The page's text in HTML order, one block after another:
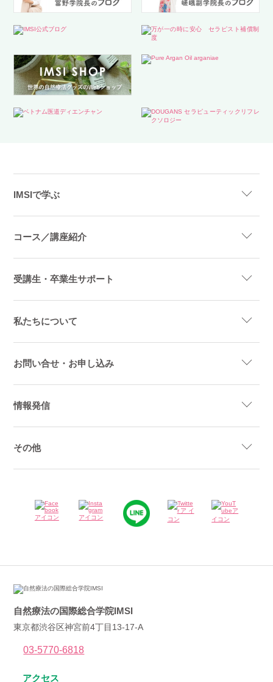
IMSIで学ぶ
コース／講座紹介
受講生・卒業生サポート
私たちについて
お問い合せ・お申し込み
情報発信
その他
自然療法の国際総合学院IMSI
東京都渋谷区神宮前4丁目13-17-A
03-5770-6818
アクセス